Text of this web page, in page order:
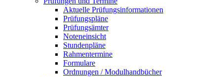
Aktuelle Prüfungsinformationen
Prüfungspläne
Prüfungsämter
Noteneinsicht
Stundenpläne
Rahmentermine
Formulare
Ordnungen / Modulhandbücher